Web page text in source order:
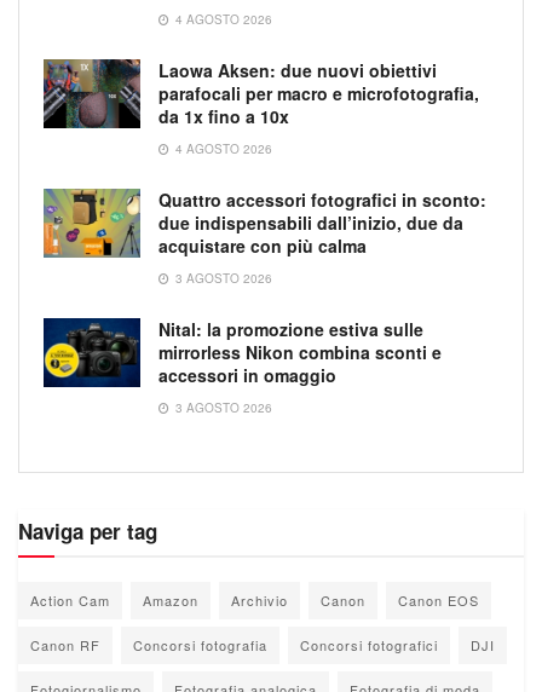
4 AGOSTO 2026
Laowa Aksen: due nuovi obiettivi
parafocali per macro e microfotografia,
da 1x fino a 10x
4 AGOSTO 2026
Quattro accessori fotografici in sconto:
due indispensabili dall’inizio, due da
acquistare con più calma
3 AGOSTO 2026
Nital: la promozione estiva sulle
mirrorless Nikon combina sconti e
accessori in omaggio
3 AGOSTO 2026
Naviga per tag
Action Cam Amazon Archivio Canon Canon EOS
Canon RF Concorsi fotografia Concorsi fotografici DJI